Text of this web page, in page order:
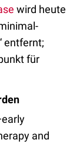
wird heute
entfernt;
für
and